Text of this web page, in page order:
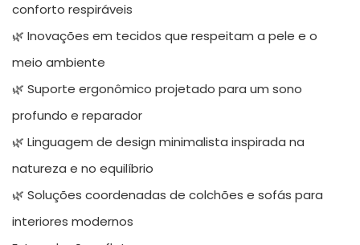
conforto respiráveis
🌿 Inovações em tecidos que respeitam a pele e o
meio ambiente
🌿 Suporte ergonômico projetado para um sono
profundo e reparador
🌿 Linguagem de design minimalista inspirada na
natureza e no equilíbrio
🌿 Soluções coordenadas de colchões e sofás para
interiores modernos